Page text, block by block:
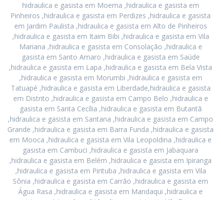
hidraulica e gasista em Moema ,hidraulica e gasista em
Pinheiros ,hidraulica e gasista em Perdizes ,hidraulica e gasista
em Jardim Paulista ,hidraulica e gasista em Alto de Pinheiros
,hidraulica e gasista em Itaim Bibi ,hidraulica e gasista em Vila
Mariana ,hidraulica e gasista em Consolação ,hidraulica e
gasista em Santo Amaro ,hidraulica e gasista em Saúde
,hidraulica e gasista em Lapa ,hidraulica e gasista em Bela Vista
,hidraulica e gasista em Morumbi ,hidraulica e gasista em
Tatuapé ,hidraulica e gasista em Liberdade,hidraulica e gasista
em Distrito ,hidraulica e gasista em Campo Belo ,hidraulica e
gasista em Santa Cecília ,hidraulica e gasista em Butantã
,hidraulica e gasista em Santana ,hidraulica e gasista em Campo
Grande ,hidraulica e gasista em Barra Funda ,hidraulica e gasista
em Mooca ,hidraulica e gasista em Vila Leopoldina ,hidraulica e
gasista em Cambuci ,hidraulica e gasista em Jabaquara
,hidraulica e gasista em Belém ,hidraulica e gasista em Ipiranga
,hidraulica e gasista em Pirituba ,hidraulica e gasista em Vila
Sônia ,hidraulica e gasista em Carrão ,hidraulica e gasista em
Água Rasa ,hidraulica e gasista em Mandaqui ,hidraulica e